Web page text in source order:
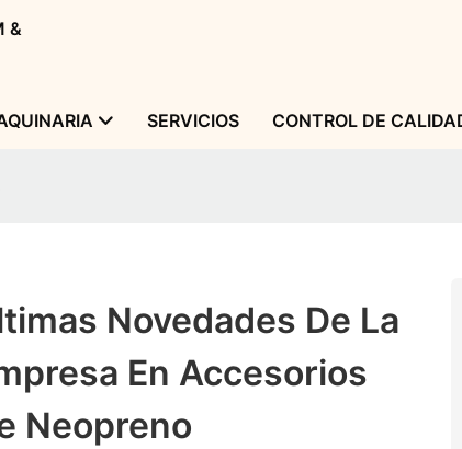
&
SERVICIOS CONTROL DE
Novedades De La
En Accesorios
Neopreno